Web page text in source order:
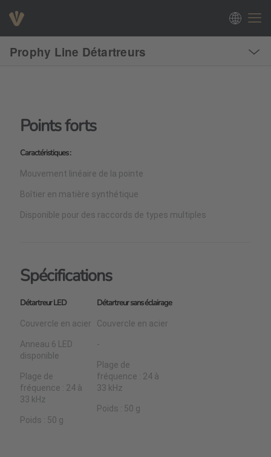
Prophy Line Détartreurs
Points forts
Caractéristiques :
Mouvement linéaire de la pointe
Boîtier en matière synthétique
Disponible pour des raccords de types multiples
Spécifications
Détartreur LED
Couvercle en acier
Anneau 6 LED
disponible
Plage de
fréquence : 24 à
33 kHz
Poids : 50 g
Détartreur sans éclairage
Couvercle en acier
-
Plage de
fréquence : 24 à
33 kHz
Poids : 50 g